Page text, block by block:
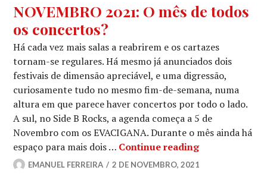
NOVEMBRO 2021: O mês de todos
os concertos?
Há cada vez mais salas a reabrirem e os cartazes
tornam-se regulares. Há mesmo já anunciados dois
festivais de dimensão apreciável, e uma digressão,
curiosamente tudo no mesmo fim-de-semana, numa
altura em que parece haver concertos por todo o lado.
A sul, no Side B Rocks, a agenda começa a 5 de
Novembro com os EVACIGANA. Durante o mês ainda há
espaço para mais dois … Continue readingNOVEMBRO
EMANUEL FERREIRA 2 DE NOVEMBRO, 2021